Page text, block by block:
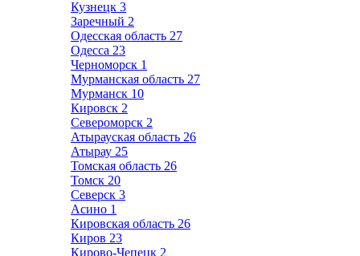
Кузнецк 3
Заречный 2
Одесская область 27
Одесса 23
Черноморск 1
Мурманская область 27
Мурманск 10
Кировск 2
Североморск 2
Атырауская область 26
Атырау 25
Томская область 26
Томск 20
Северск 3
Асино 1
Кировская область 26
Киров 23
Кирово-Чепецк 2